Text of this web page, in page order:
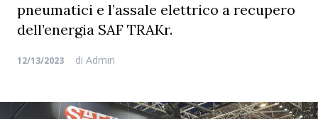
pneumatici e l’assale elettrico a recupero
dell’energia SAF TRAKr.
12/13/2023 di Admin